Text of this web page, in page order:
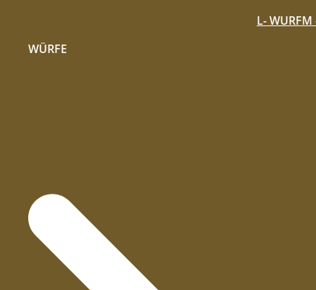
L- WURFM
WÜRFE